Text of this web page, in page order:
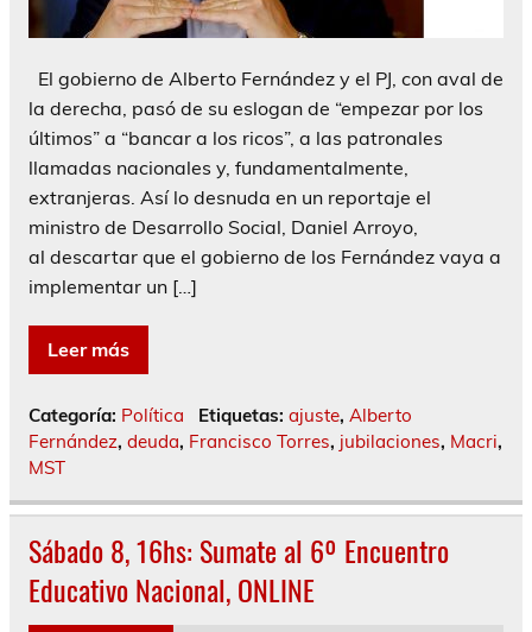
El gobierno de Alberto Fernández y el PJ, con aval de
la derecha, pasó de su eslogan de “empezar por los
últimos” a “bancar a los ricos”, a las patronales
llamadas nacionales y, fundamentalmente,
extranjeras. Así lo desnuda en un reportaje el
ministro de Desarrollo Social, Daniel Arroyo,
al descartar que el gobierno de los Fernández vaya a
implementar un […]
Leer más
Categoría: Política Etiquetas: ajuste, Alberto
Fernández, deuda, Francisco Torres, jubilaciones, Macri,
MST
Sábado 8, 16hs: Sumate al 6º Encuentro
Educativo Nacional, ONLINE